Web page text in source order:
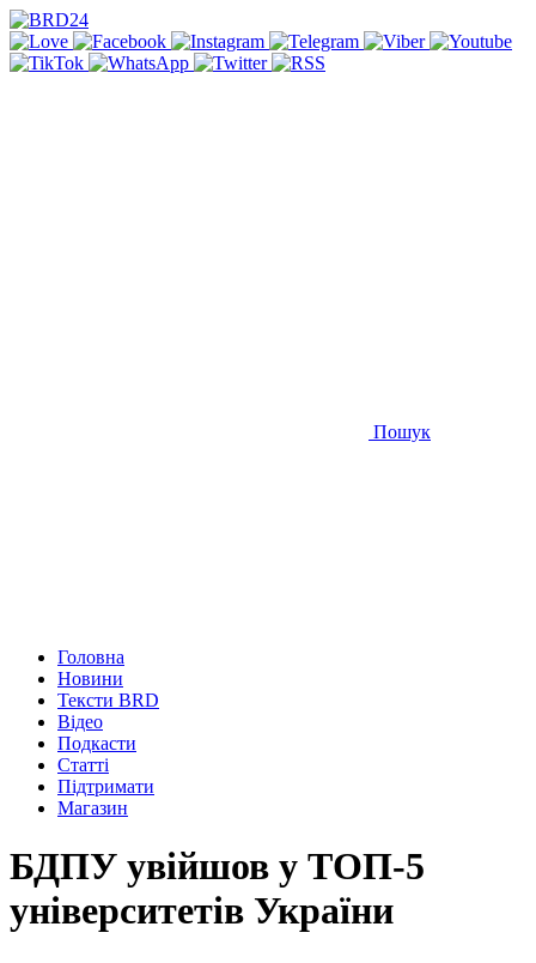
Пошук
Головна
Новини
Тексти BRD
Відео
Подкасти
Статті
Підтримати
Магазин
БДПУ увійшов у ТОП-5
університетів України